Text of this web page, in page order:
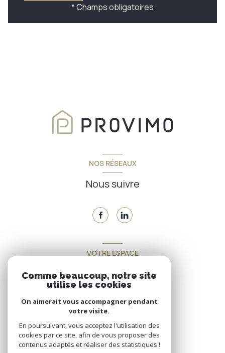
* Champs obligatoires
NOS RÉSEAUX
Nous suivre
VOTRE ESPACE
Espace propriétaire
SE CONNECTER
Comme beaucoup, notre site
utilise les cookies
On aimerait vous accompagner pendant
votre visite.
En poursuivant, vous acceptez l'utilisation des
cookies par ce site, afin de vous proposer des
contenus adaptés et réaliser des statistiques !